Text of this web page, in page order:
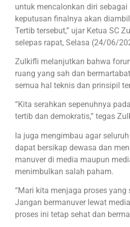
untuk mencalonkan diri sebagai
keputusan finalnya akan
Tertib tersebut,” ujar Ketua SC
selepas rapat, Selasa (24/06/
Zulkifli melanjutkan bahwa
ruang yang sah dan
semua hal teknis dan prinsipil
“Kita serahkan sepenuhnya
tertib dan demokratis,” tegas
Ia juga mengimbau agar
dapat bersikap dewasa dan
manuver di media maupun
menimbulkan salah paham.
“Mari kita menjaga proses yang
Jangan bermanuver lewat
proses ini tetap sehat dan